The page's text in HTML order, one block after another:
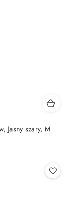
Jasny szary, M